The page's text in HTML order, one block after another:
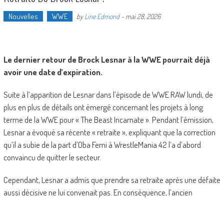
Nouvelles WWE byLine Edmond- mai 28, 2026
Le dernier retour de Brock Lesnar à la WWE pourrait déjà
avoir une date d’expiration.
Suite à l’apparition de Lesnar dans l’épisode de WWE RAW lundi, de
plus en plus de détails ont émergé concernant les projets à long
terme de la WWE pour « The Beast Incarnate ». Pendant l’émission,
Lesnar a évoqué sa récente « retraite », expliquant que la correction
qu’il a subie de la part d’Oba Femi à WrestleMania 42 l’a d’abord
convaincu de quitter le secteur.
Cependant, Lesnar a admis que prendre sa retraite après une défaite
aussi décisive ne lui convenait pas. En conséquence, l’ancien